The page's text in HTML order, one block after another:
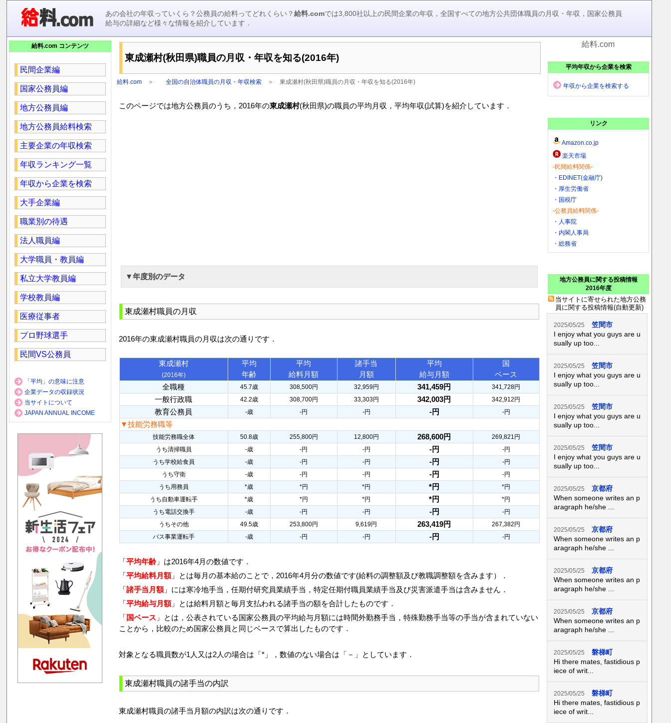
あの会社の年収っていくら？公務員の給料ってどれくらい？給料.comでは3,800社以上の民間企業の年収，全国すべての地方公共団体職員の月収・年収，国家公務員
給与の詳細など様々な情報を紹介しています．
東成瀬村(秋田県)職員の月収・年収を知る(2016年)
給料.com ＞ 全国の自治体職員の月収・年収検索 ＞東成瀬村(秋田県)職員の月収・年収を知る(2016年)
このページでは地方公務員のうち，2016年の東成瀬村(秋田県)の職員の平均月収，平均年収(試算)を紹介しています．
▼年度別のデータ
東成瀬村職員の月収
2016年の東成瀬村職員の月収は次の通りです．
東成瀬村
(2016年)
平均
年齢
平均
給料月額
諸手当
月額
平均
給与月額
国
ベース
全職種
45.7歳 308,500円 32,959円 341,459円 341,728円
一般行政職 42.2歳 308,700円 33,303円 342,003円 342,912円
教育公務員 -歳 -円 -円 -円 -円
▼技能労務職等
技能労務職全体 50.8歳 255,800円 12,800円 268,600円
269,821円
うち清掃職員
-歳 -円 -円 -円
-円
うち学校給食員
-歳 -円 -円 -円
-円
うち守衛
-歳 -円 -円 -円
-円
うち用務員
*歳 *円 *円 *円
*円
うち自動車運転手
*歳 *円 *円 *円
*円
うち電話交換手
-歳 -円 -円 -円
-円
うちその他
49.5歳 253,800円 9,619円 263,419円
267,382円
バス事業運転手
-歳 -円 -円 -円 -円
「平均年齢」は2016年4月の数値です．
「平均給料月額」とは毎月の基本給のことで，2016年4月分の数値です(給料の調整額及び教職調整額を含みます）．
「諸手当月額」には寒冷地手当，任期付研究員業績手当，特定任期付職員業績手当及び災害派遣手当は含みません．
「平均給与月額」とは給料月額と毎月支払われる諸手当の額を合計したものです．
「国ベース 」とは，公表されている国家公務員の平均給与月額には時間外勤務手当，特殊勤務手当等の手当が含まれていない
ことから，比較のため国家公務員と同じベースで算出したものです．
対象となる職員数が1人又は2人の場合は「*」，数値のない場合は「－」としています．
東成瀬村職員の諸手当の内訳
東成瀬村職員の諸手当月額の内訳は次の通りです．
給料.com コンテンツ
民間企業編
国家公務員編
地方公務員編
地方公務員給料検索
主要企業の年収検索
年収ランキング一覧
年収から企業を検索
大手企業編
職業別の待遇
法人職員編
大学職員・教員編
私立大学教員編
学校教員編
医療従事者
プロ野球選手
民間VS公務員
「平均」の意味に注意
企業データの収録状況
当サイトについて
JAPAN ANNUAL INCOME
給料.com
平均年収から企業を検索
年収から企業を検索する
リンク
Amazon.co.jp
楽天市場
-民間給料関係-
・ EDINET(金融庁)
・ 厚生労働省
・ 国税庁
-公務員給料関係-
・ 人事院
・ 内閣人事局
・総務省
地方公務員に関する投稿情報
2016年度
当サイトに寄せられた地方公務
員に関する投稿情報(自動更新)
2025/05/25
笠間市
I enjoy what you guys are u
sually up too...
2025/05/25
笠間市
I enjoy what you guys are u
sually up too...
2025/05/25
笠間市
I enjoy what you guys are u
sually up too...
2025/05/25
笠間市
I enjoy what you guys are u
sually up too...
2025/05/25
京都府
When someone writes an p
aragraph he/she ...
2025/05/25
京都府
When someone writes an p
aragraph he/she ...
2025/05/25
京都府
When someone writes an p
aragraph he/she ...
2025/05/25
京都府
When someone writes an p
aragraph he/she ...
2025/05/25
磐梯町
Hi there mates, fastidious p
iece of writ...
2025/05/25
磐梯町
Hi there mates, fastidious p
iece of writ...